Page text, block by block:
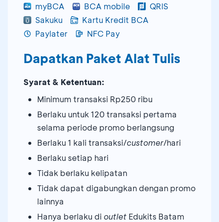
myBCA BCA mobile
QRIS
Sakuku
Kartu Kredit BCA
Paylater
NFC Pay
Dapatkan Paket Alat Tulis
Syarat & Ketentuan:
Minimum transaksi Rp250 ribu
Berlaku untuk 120 transaksi pertama
selama periode promo berlangsung
Berlaku 1 kali transaksi/customer/hari
Berlaku setiap hari
Tidak berlaku kelipatan
Tidak dapat digabungkan dengan promo
lainnya
Hanya berlaku di outlet Edukits Batam